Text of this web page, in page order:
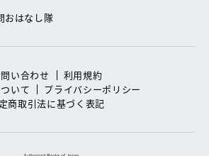
おはなし隊
い合わせ
利用規約
いて
プライバシーポリシー
商取引法に基づく表記